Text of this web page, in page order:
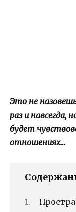
Это не
раз и навсегда,
будет
отношениях…